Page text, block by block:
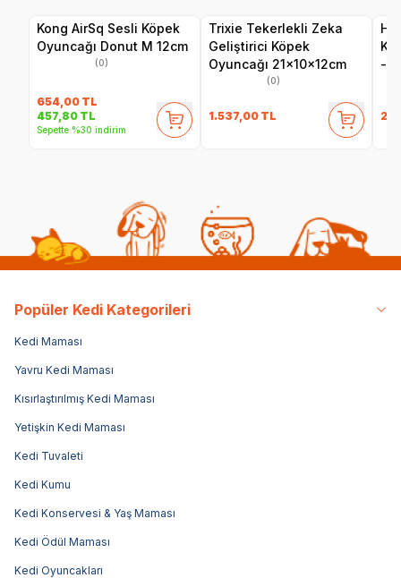
Kong AirSq Sesli Köpek
Oyuncağı Donut M 12cm
(0)
654,00 TL
457,80 TL
Sepette %30 indirim
Trixie Tekerlekli Zeka
Geliştirici Köpek
Oyuncağı 21x10x12cm
(0)
1.537,00 TL
-
Popüler Kedi Kategorileri
Kedi Maması
Yavru Kedi Maması
Kısırlaştırılmış Kedi Maması
Yetişkin Kedi Maması
Kedi Tuvaleti
Kedi Kumu
Kedi Konservesi & Yaş Maması
Kedi Ödül Maması
Kedi Oyuncakları